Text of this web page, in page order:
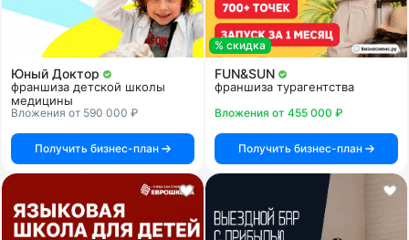
Юный Доктор
франшиза детской школы
медицины
Вложения от 590 000 ₽
Получить бизнес-план
% скидка
FUN&SUN
франшиза турагентства
Вложения от 455 000 ₽
Получить бизнес-план